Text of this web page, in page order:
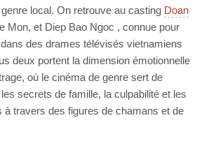
local. On retrouve au casting Doan
Mon, et Diep Bao Ngoc , connue pour
des drames télévisés vietnamiens
deux portent la dimension émotionnelle
où le cinéma de genre sert de
secrets de famille, la culpabilité et les
à travers des figures de chamans et de